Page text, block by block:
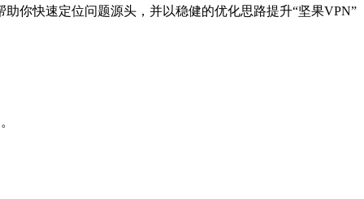
你快速定位问题源头，并以稳健的优化思路提升“坚果VPN”